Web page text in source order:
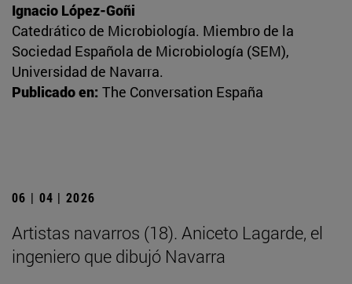
Ignacio López-Goñi
Catedrático de Microbiología. Miembro de la
Sociedad Española de Microbiología (SEM),
Universidad de Navarra.
Publicado en: The Conversation España
06 | 04 | 2026
Artistas navarros (18). Aniceto Lagarde, el
ingeniero que dibujó Navarra